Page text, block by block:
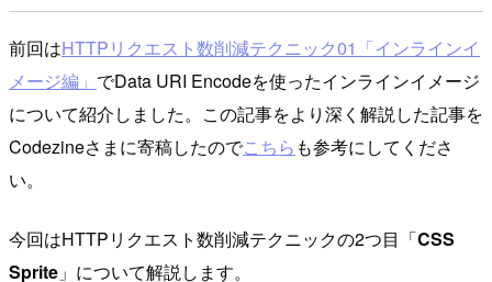
前回はHTTPリクエスト数削減テクニック01「インラインイ
メージ編」 でData URI Encodeを使ったインラインイメージ
について紹介しました。この記事をより深く解説した記事を
Codezineさまに寄稿したのでこちら も参考にしてくださ
い。
今回はHTTPリクエスト数削減テクニックの2つ目「CSS
Sprite 」について解説します。